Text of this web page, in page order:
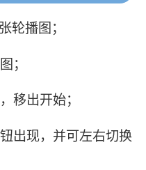
轮播图；
；
移出开始；
出现，并可左右切换